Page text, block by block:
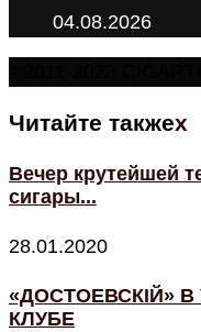
04.08.2026
Читайте такжеx
Вечер крутейшей
сигары...
28.01.2020
«ДОСТОЕВСКIЙ»
КЛУБЕ